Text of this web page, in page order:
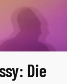
Die